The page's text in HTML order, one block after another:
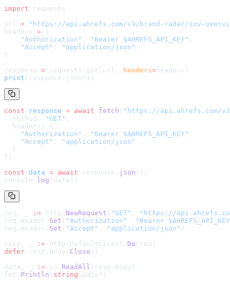
import requests
url = " https://api.ahrefs.com/v3/brand-radar/sov-
headers = {
    "Authorization"
: "Bearer $AHREFS_API_KEY" ,
    "Accept"
:
"application/json"
}
response = requests.get(url, headers= headers )
print (response.json())
const response = await fetch ( " https://api.ahrefs.com/
  method:
"GET" ,
  headers: {
    "Authorization"
: "Bearer $AHREFS_API_KEY" ,
    "Accept"
:
"application/json"
  }
});
const data = await response. json ();
console. log (data);
req, _ := http. NewRequest ( "GET" , " https://
req.Header. Set ( "Authorization" ,
"Bearer
req.Header. Set ( "Accept" , "application/json" )
resp, _
:= http.DefaultClient. Do (req)
defer resp.Body. Close ()
data, _
:= io. ReadAll (resp.Body)
fmt. Println ( string (data))